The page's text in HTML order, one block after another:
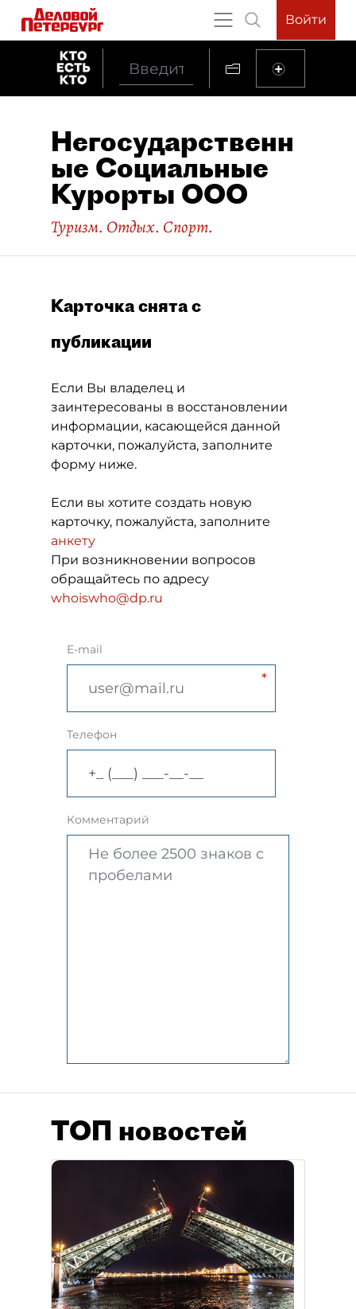
Войти
Негосударственн
ые Социальные
Курорты ООО
Туризм. Отдых. Спорт.
Карточка снята с
публикации
Если Вы владелец и
заинтересованы в восстановлении
информации, касающейся данной
карточки, пожалуйста, заполните
форму ниже.
Если вы хотите создать новую
карточку, пожалуйста, заполните
анкету
При возникновении вопросов
обращайтесь по адресу
whoiswho@dp.ru
E-mail
Телефон
Комментарий
ТОП новостей